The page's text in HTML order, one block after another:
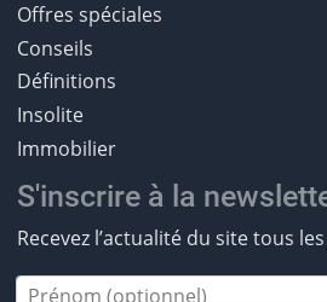
Offres spéciales
Conseils
Définitions
Insolite
Immobilier
S'inscrire à la
Recevez l’actualité du site tous